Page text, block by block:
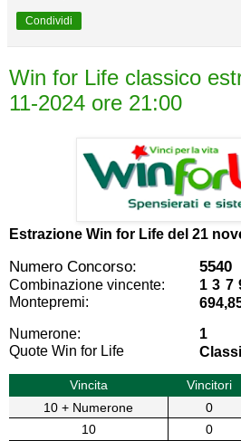
Condividi
Win for Life classico
11-2024 ore 21:00
Estrazione Win for Life del 21
Numero Concorso: 5540
Combinazione vincente:
1 3 7
Montepremi:
Numerone:
1
Quote Win for Life
Vincita Vincitori
10 + Numerone
0
10
0